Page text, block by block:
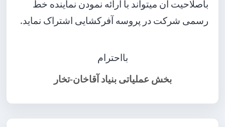
باصلاحیت آن میتواند با ارائه نمودن نماینده خط
رسمی شرکت در پروسه آفرکشایی اشتراک نماید.
بااحترام
بخش عملیاتی بنیاد آقاخان-تخار